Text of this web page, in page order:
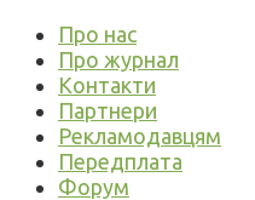
Про нас
Про журнал
Контакти
Партнери
Рекламодавцям
Передплата
Форум